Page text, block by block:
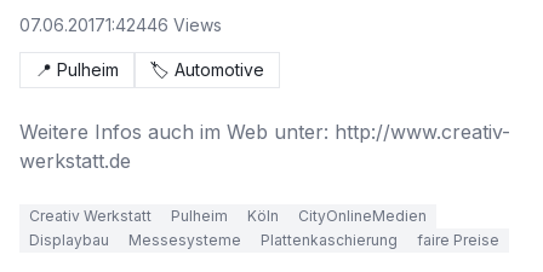
07.06.20171:42446 Views
📍 Pulheim 🏷️ Automotive
Weitere Infos auch im Web unter: http://www.creativ-
werkstatt.de
Creativ Werkstatt Pulheim Köln
CityOnlineMedien
Displaybau
Messesysteme Plattenkaschierung faire Preise